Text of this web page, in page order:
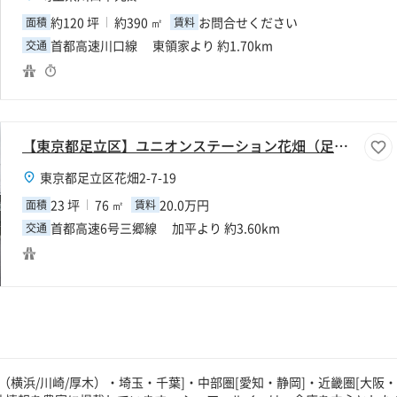
面積 約120 坪 約390 ㎡ 賃料 お問合せください
交通 首都高速川口線 東領家より 約1.70km
【東京都足立区】ユニオンステーション花畑（足立青木ウェルズ２１）F区画
東京都足立区花畑2-7-19
面積 23 坪 76 ㎡ 賃料 20.0万円
交通 首都高速6号三郷線 加平より 約3.60km
横浜/川崎/厚木）・埼玉・千葉]・中部圏[愛知・静岡]・近畿圏[大阪